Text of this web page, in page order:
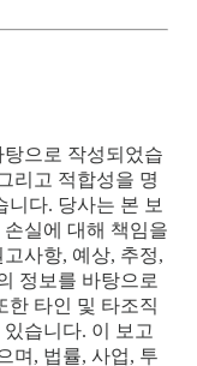
으로 작성되었습
리고 적합성을 명
다. 당사는 본 보
실에 대해 책임을
사항, 예상, 추정,
정보를 바탕으로
한 타인 및 타조직
습니다. 이 보고
며, 법률, 사업, 투